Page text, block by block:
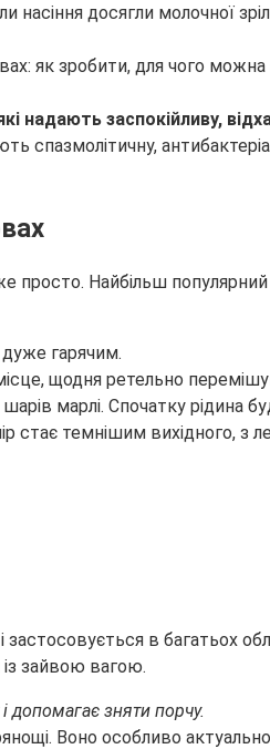
досягли молочної
надають заспокійливу,
Найбільш
дуже гарячим.
щодня ретельно
марлі. Спочатку рідина
стає темнішим вихідного, з
в багатьох
із зайвою вагою.
допомагає зняти порчу.
Воно особливо